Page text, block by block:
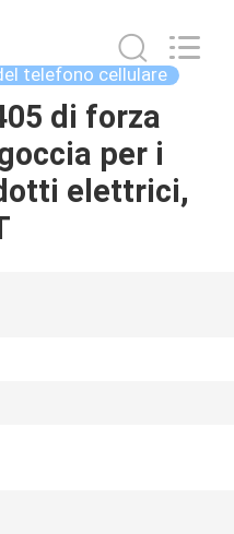
telefono cellulare
di forza
per i
elettrici,